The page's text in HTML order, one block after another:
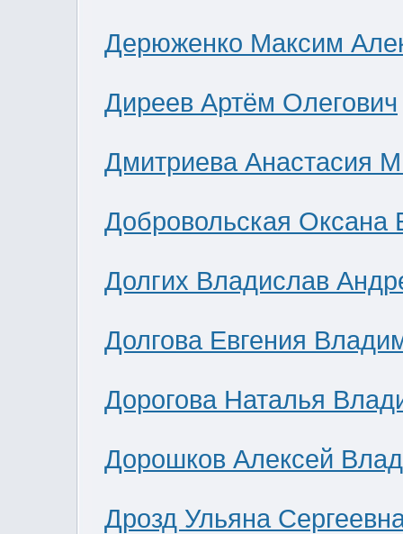
Дерюженко Максим
Диреев Артём Олегович
Дмитриева Анастасия
Добровольская Оксана
Долгих Владислав
Долгова Евгения
Дорогова Наталья
Дорошков Алексей
Дрозд Ульяна